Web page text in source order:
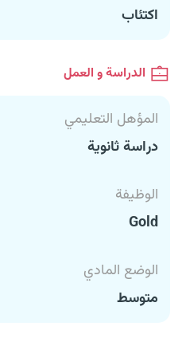
اكتئاب
الدراسة و العمل
المؤهل التعليمي
دراسة ثانوية
الوظيفة
Gold
الوضع المادي
متوسط